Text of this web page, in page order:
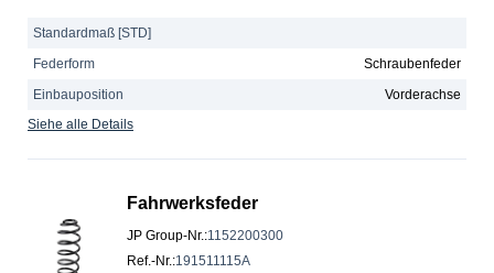
Standardmaß [STD]
Federform
Schraubenfeder
Einbauposition
Vorderachse
Siehe alle Details
Fahrwerksfeder
JP Group-Nr.:1152200300
Ref.-Nr.:191511115A